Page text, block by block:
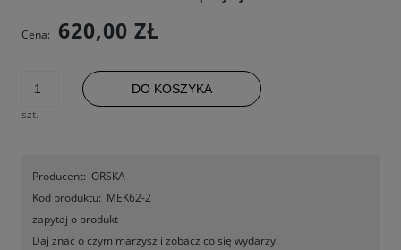
Cena: 620,00 ZŁ
szt.
DO KOSZYKA
Producent: ORSKA
Kod produktu: MEK62-2
zapytaj o produkt
Daj znać o czym marzysz i zobacz co się wydarzy!